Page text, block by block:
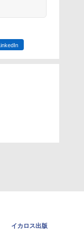
LinkedIn
イカロス出版